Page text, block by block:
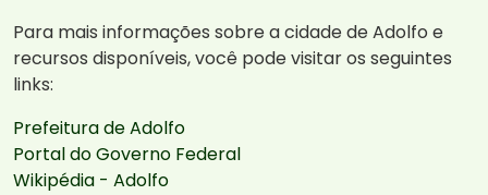
Para mais informações sobre a cidade de Adolfo e
recursos disponíveis, você pode visitar os seguintes
links:
Prefeitura de Adolfo
Portal do Governo Federal
Wikipédia - Adolfo